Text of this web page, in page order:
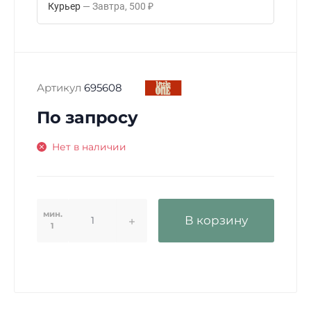
Курьер Завтра 500 ₽
Артикул 695608
По запросу
Нет в наличии
мин.
1
В корзину